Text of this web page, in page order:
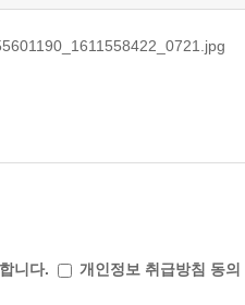
니다.
개인정보 취급방침 동의